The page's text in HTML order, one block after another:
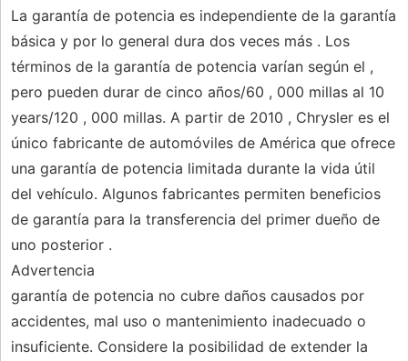
La garantía de potencia es independiente de la garantía
básica y por lo general dura dos veces más . Los
términos de la garantía de potencia varían según el ,
pero pueden durar de cinco años/60 , 000 millas al 10
years/120 , 000 millas. A partir de 2010 , Chrysler es el
único fabricante de automóviles de América que ofrece
una garantía de potencia limitada durante la vida útil
del vehículo. Algunos fabricantes permiten beneficios
de garantía para la transferencia del primer dueño de
uno posterior .
Advertencia
garantía de potencia no cubre daños causados ​​por
accidentes, mal uso o mantenimiento inadecuado o
insuficiente. Considere la posibilidad de extender la